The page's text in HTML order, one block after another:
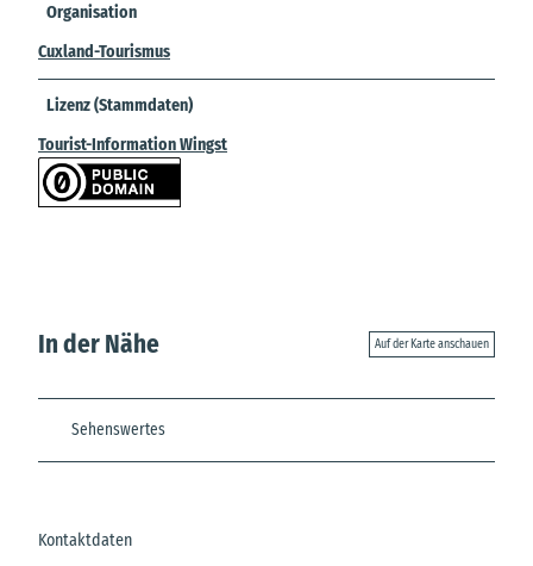
Organisation
Cuxland-Tourismus
Lizenz (Stammdaten)
Tourist-Information Wingst
In der Nähe Auf der Karte anschauen
Sehenswertes
Kontaktdaten